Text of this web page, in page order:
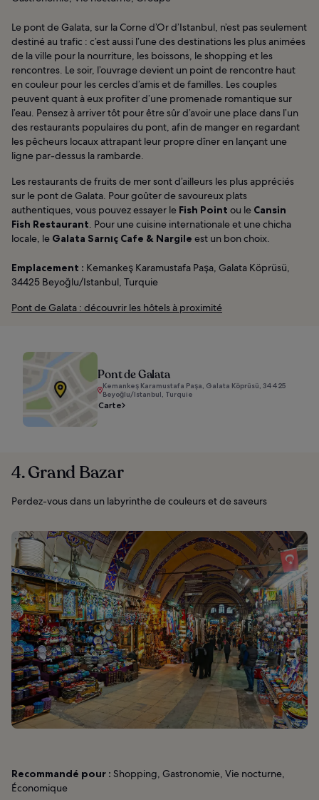
Le pont de Galata, sur la Corne d’Or d’Istanbul, n’est pas seulement
destiné au trafic : c’est aussi l’une des destinations les plus animées
de la ville pour la nourriture, les boissons, le shopping et les
rencontres. Le soir, l’ouvrage devient un point de rencontre haut
en couleur pour les cercles d’amis et de familles. Les couples
peuvent quant à eux profiter d’une promenade romantique sur
l’eau. Pensez à arriver tôt pour être sûr d’avoir une place dans l’un
des restaurants populaires du pont, afin de manger en regardant
les pêcheurs locaux attrapant leur propre dîner en lançant une
ligne par-dessus la rambarde.
Les restaurants de fruits de mer sont d’ailleurs les plus appréciés
sur le pont de Galata. Pour goûter de savoureux plats
authentiques, vous pouvez essayer le Fish Point ou le Cansin
Fish Restaurant. Pour une cuisine internationale et une chicha
locale, le ​​Galata Sarnıç Cafe & Nargile est un bon choix.
Emplacement : Kemankeş Karamustafa Paşa, Galata Köprüsü,
34425 Beyoğlu/Istanbul, Turquie
Pont de Galata : découvrir les hôtels à proximité
Pont de Galata
Kemankeş Karamustafa Paşa, Galata Köprüsü, 34425
Beyoğlu/Istanbul, Turquie
Carte
4. Grand Bazar
Perdez-vous dans un labyrinthe de couleurs et de saveurs
Recommandé pour : Shopping, Gastronomie, Vie nocturne,
Économique